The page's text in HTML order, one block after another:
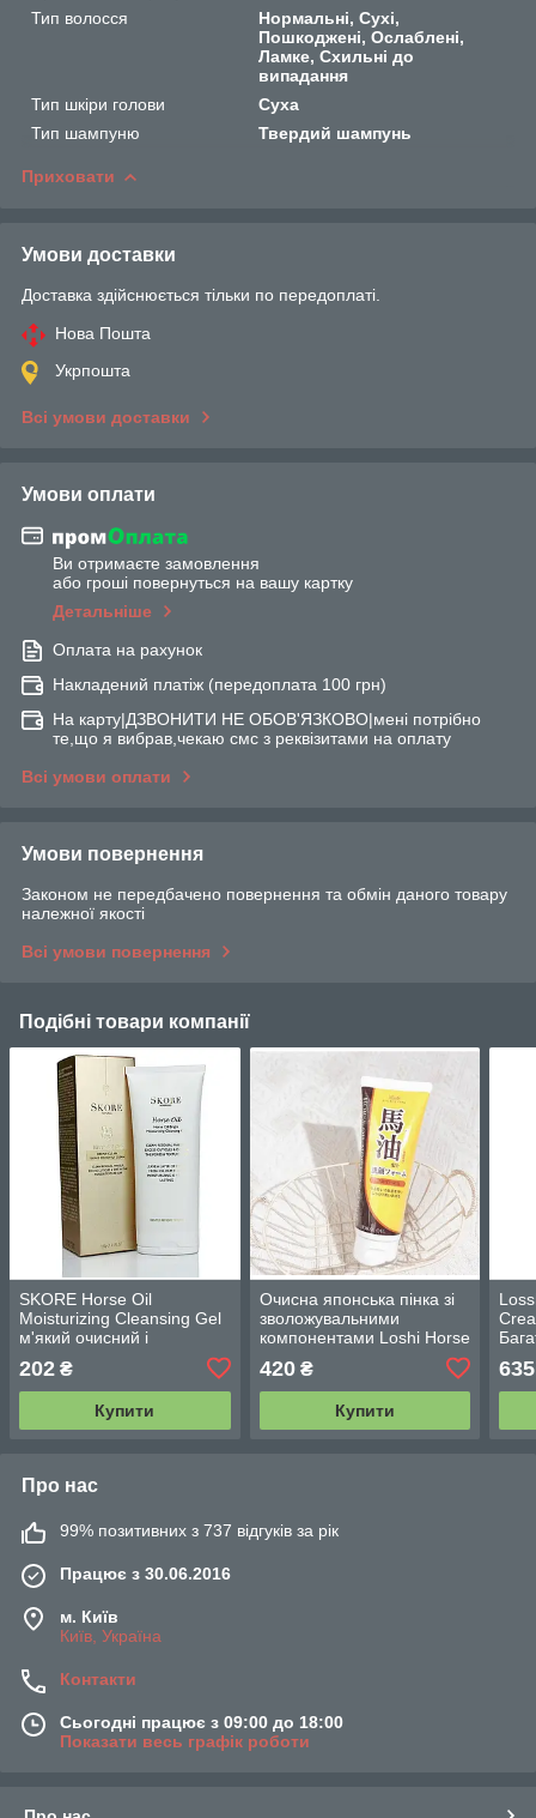
Тип волосся
Нормальні, Сухі,
Пошкоджені, Ослаблені,
Ламке, Схильні до
випадання
Тип шкіри голови
Суха
Тип шампуню
Твердий шампунь
Приховати
Умови доставки
Доставка здійснюється тільки по передоплаті.
Нова Пошта
Укрпошта
Всі умови доставки
Умови оплати
Ви отримаєте замовлення
або гроші повернуться на вашу картку
Детальніше
Оплата на рахунок
Накладений платіж (передоплата 100 грн)
На карту|ДЗВОНИТИ НЕ ОБОВ'ЯЗКОВО|мені потрібно
те,що я вибрав,чекаю смс з реквізитами на оплату
Всі умови оплати
Умови повернення
Законом не передбачено повернення та обмін даного товару
належної якості
Всі умови повернення
Подібні товари компанії
SKORE Horse Oil
Moisturizing Cleansing Gel
м'який очисний і
кінською олією
202 ₴
Купити
Очисна японська пінка зі
зволожувальними
компонентами Loshi Horse
420₴
Купити
635
Про нас
99% позитивних з 737 відгуків за рік
Працює з 30.06.2016
м. Київ
Київ, Україна
Контакти
Сьогодні працює з 09:00 до 18:00
Показати весь графік роботи